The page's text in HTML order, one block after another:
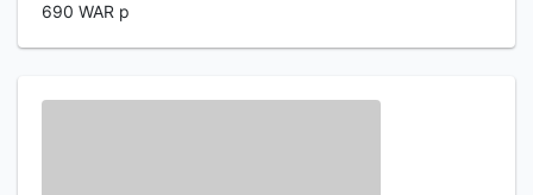
690 WAR p